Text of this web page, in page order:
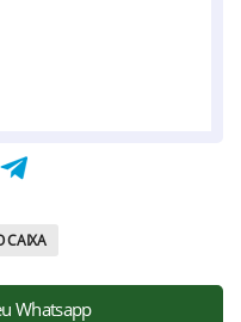
CAIXA
Whatsapp